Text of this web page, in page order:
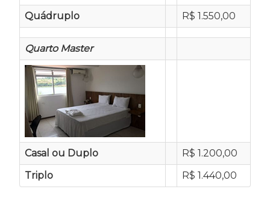
Quádruplo R$ 1.550,00
Quarto Master
Casal ou Duplo
R$ 1.200,00
Triplo
R$ 1.440,00